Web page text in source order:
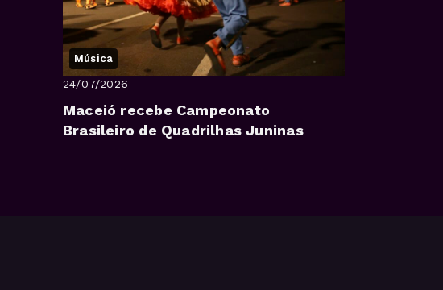
Música
24/07/2026
Maceió recebe Campeonato
Brasileiro de Quadrilhas Juninas